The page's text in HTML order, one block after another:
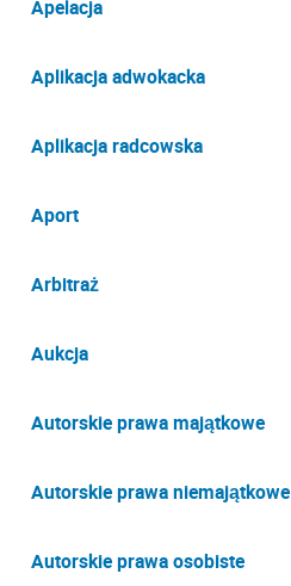
Apelacja
Aplikacja adwokacka
Aplikacja radcowska
Aport
Arbitraż
Aukcja
Autorskie prawa majątkowe
Autorskie prawa niemajątkowe
Autorskie prawa osobiste